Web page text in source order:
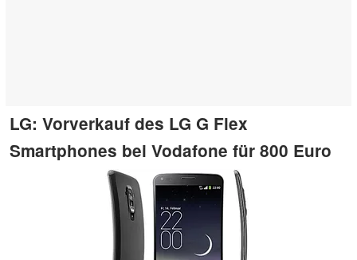
LG: Vorverkauf des LG G Flex
Smartphones bei Vodafone für 800 Euro